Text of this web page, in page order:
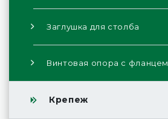
Заглушка для столба
Винтовая опора с фланцем
Крепеж